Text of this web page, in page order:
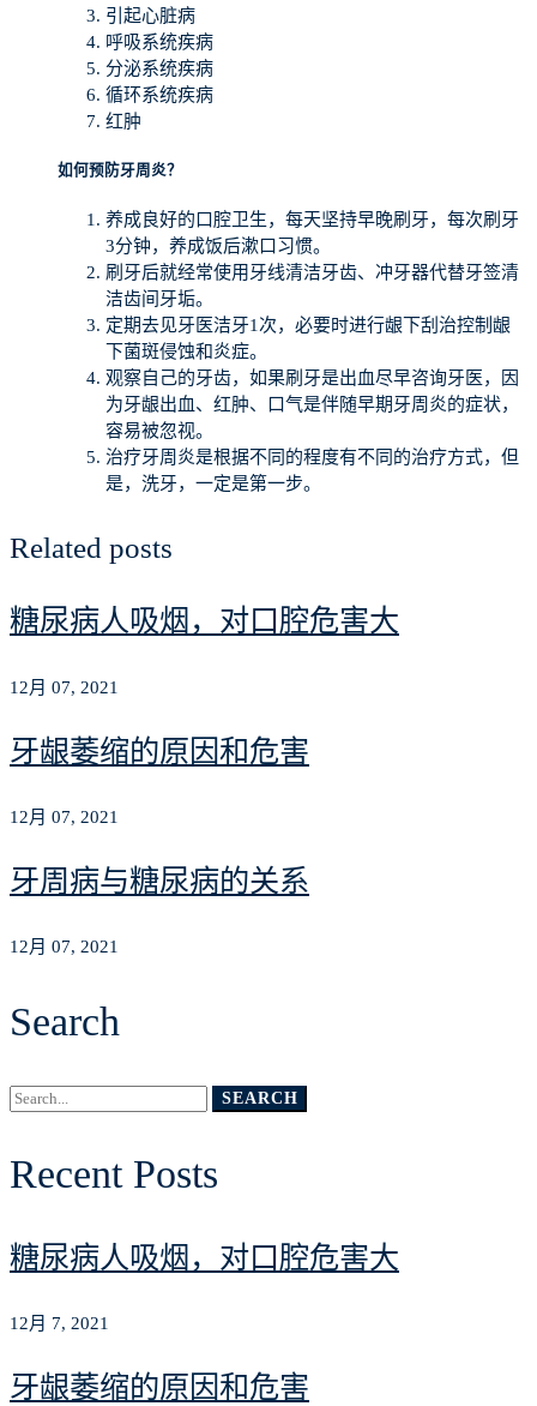
引起心脏病
呼吸系统疾病
分泌系统疾病
循环系统疾病
红肿
如何预防牙周炎？
养成良好的口腔卫生，每天坚持早晚刷牙，每次刷牙
3分钟，养成饭后漱口习惯。
刷牙后就经常使用牙线清洁牙齿、冲牙器代替牙签清
洁齿间牙垢。
定期去见牙医洁牙1次，必要时进行龈下刮治控制龈
下菌斑侵蚀和炎症。
观察自己的牙齿，如果刷牙是出血尽早咨询牙医，因
为牙龈出血、红肿、口气是伴随早期牙周炎的症状，
容易被忽视。
治疗牙周炎是根据不同的程度有不同的治疗方式，但
是，洗牙，一定是第一步。
Related posts
糖尿病人吸烟，对口腔危害大
12月 07, 2021
牙龈萎缩的原因和危害
12月 07, 2021
牙周病与糖尿病的关系
12月 07, 2021
Search
Search
SEARCH
Recent Posts
糖尿病人吸烟，对口腔危害大
12月 7, 2021
牙龈萎缩的原因和危害